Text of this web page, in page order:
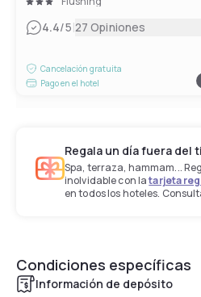
4.4/5|27 Opiniones
Cancelación gratuita
Pago en el hotel
Regala un día fuera del
Spa, terraza, hammam...
inolvidable con latarjeta
en todos los hoteles.
Condiciones específicas
Información de depósito